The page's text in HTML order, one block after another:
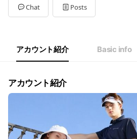
Chat Posts
アカウント紹介 Basic info
アカウント紹介